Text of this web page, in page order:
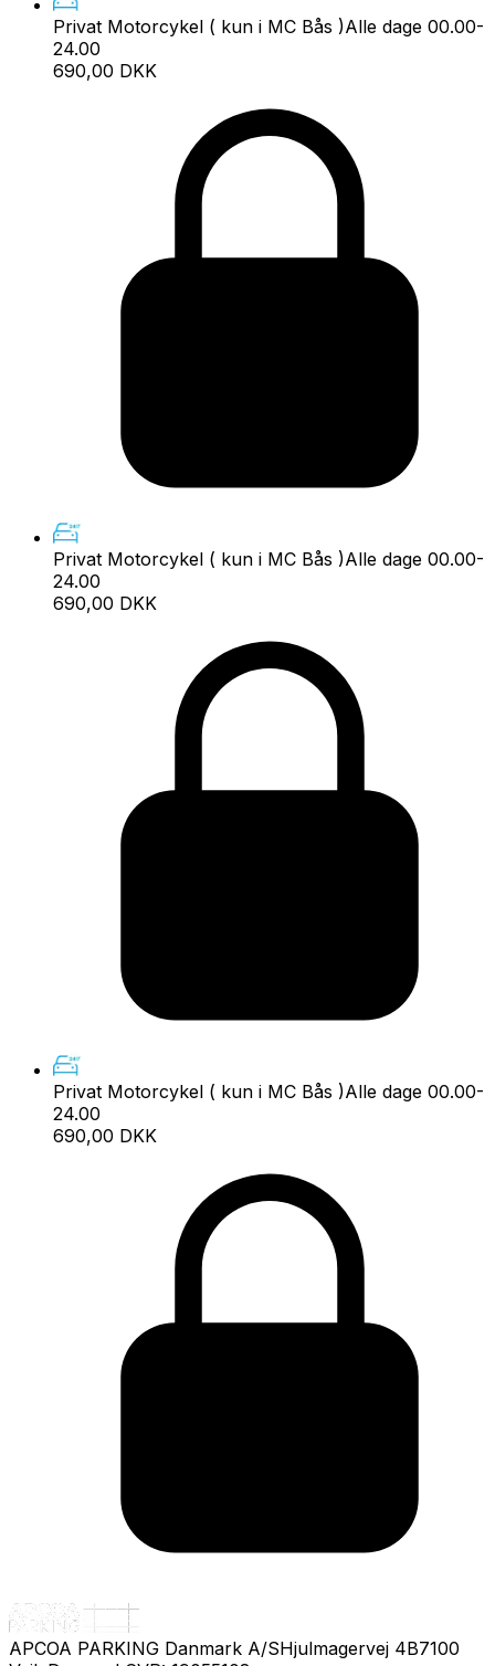
Privat Motorcykel ( kun i MC Bås )Alle dage 00.00-
24.00
690,00 DKK
Privat Motorcykel ( kun i MC Bås )Alle dage 00.00-
24.00
690,00 DKK
Privat Motorcykel ( kun i MC Bås )Alle dage 00.00-
24.00
690,00 DKK
APCOA PARKING Danmark A/SHjulmagervej 4B7100